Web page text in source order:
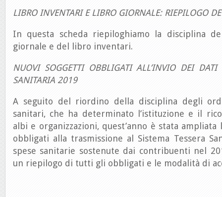
LIBRO INVENTARI E LIBRO GIORNALE: RIEPILOGO
In questa scheda riepiloghiamo la disciplina
giornale e del libro inventari.
NUOVI SOGGETTI OBBLIGATI ALL’INVIO DEI DATI
SANITARIA 2019
A seguito del riordino della disciplina degli
sanitari, che ha determinato l’istituzione e il
albi e organizzazioni, quest’anno è stata
obbligati alla trasmissione al Sistema Tessera
spese sanitarie sostenute dai contribuenti nel
un riepilogo di tutti gli obbligati e le modalità di